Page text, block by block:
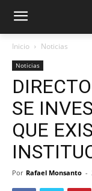
Inicio Noticias
Noticias
SE
QUE
Por Rafael Monsanto -